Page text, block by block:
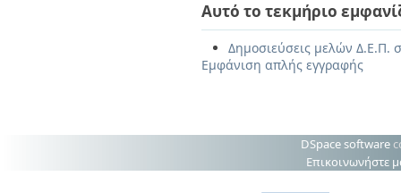
Αυτό το τεκμήριο
Δημοσιεύσεις μελών Δ.Ε.Π.
Εμφάνιση απλής εγγραφής
DSpace software
Επικοινωνήστε